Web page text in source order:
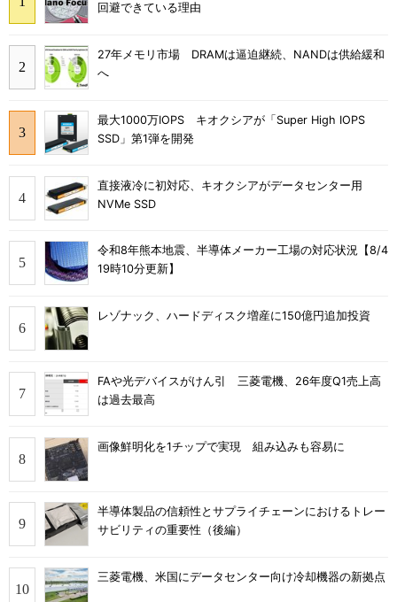
回避できている理由
27年メモリ市場 DRAMは逼迫継続、NANDは供給緩和
へ
最大1000万IOPS キオクシアが「Super High IOPS
SSD」第1弾を開発
直接液冷に初対応、キオクシアがデータセンター用
NVMe SSD
令和8年熊本地震、半導体メーカー工場の対応状況【8/4
19時10分更新】
レゾナック、ハードディスク増産に150億円追加投資
FAや光デバイスがけん引 三菱電機、26年度Q1売上高
は過去最高
画像鮮明化を1チップで実現 組み込みも容易に
半導体製品の信頼性とサプライチェーンにおけるトレー
サビリティの重要性（後編）
三菱電機、米国にデータセンター向け冷却機器の新拠点